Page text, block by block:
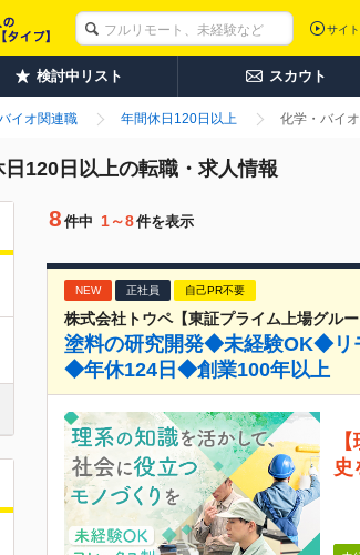
サイ
検討中リスト スカウト
イオ関連職 年間休日120日以上 化学・バイ
120日以上の転職・求人情報
8 件中 1～8件を表示
NEW 正社員 自己PR不要
株式会社トウペ【東証プライム上場グルー
塗料の研究開発◆未経験OK◆リ
◆年休124日◆創業100年以上
史